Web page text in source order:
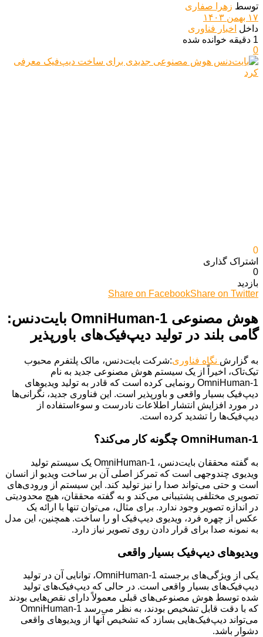
توسط زهرا صفاری
۱۷ بهمن ۱۴۰۳
داخل اخبار فناوری
1 دقیقه خوانده شده
0
0
اشتراک گذاری‌
0
بازدید
Share on FacebookShare on Twitter
هوش مصنوعی OmniHuman-1 بایت‌دنس:
گامی بلند در تولید دیپ‌فیک‌های باورپذیر
به گزارش نگاه فناوری:شرکت بایت‌دنس، مالک پلتفرم محبوب
تیک‌تاک، اخیراً از یک سیستم هوش مصنوعی جدید به نام
OmniHuman-1 رونمایی کرده است که قادر به تولید ویدیوهای
دیپ‌فیک بسیار واقعی و باورپذیر است. این فناوری جدید، نگرانی‌ها
در مورد افزایش انتشار اطلاعات نادرست و سوءاستفاده از
دیپ‌فیک‌ها را تشدید کرده است.
OmniHuman-1 چگونه کار می‌کند؟
به گفته محققان بایت‌دنس، OmniHuman-1 یک سیستم تولید
ویدیوی چندوجهی است که تمرکز اصلی آن بر ساخت ویدیو از انسان
است و حتی می‌تواند صدا را نیز تولید کند. این سیستم از ورودی‌های
تصویری مختلفی پشتیبانی می‌کند و به گفته محققان، هیچ محدودیتی
در اندازه تصویر وجود ندارد. برای مثال، می‌توان تنها با ارائه یک
عکس از چهره فرد، ویدیوی دیپ‌فیک او را ساخت. همچنین، این مدل
به نمونه صدا برای قرار دادن روی تصویر نیاز دارد.
ویدیوهای دیپ‌فیک بسیار واقعی
یکی از ویژگی‌های برجسته OmniHuman-1، توانایی آن در تولید
دیپ‌فیک‌های بسیار واقعی است. در حالی که دیپ‌فیک‌های تولید
شده توسط هوش مصنوعی‌های قبلی معمولاً دارای نقص‌هایی بودند
که با دقت قابل تشخیص بودند، به نظر می‌رسد OmniHuman-1
می‌تواند دیپ‌فیک‌هایی بسازد که تشخیص آنها از ویدیوهای واقعی
دشوار باشد.